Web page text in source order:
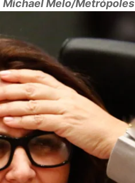
Michael Melo/Metrópoles